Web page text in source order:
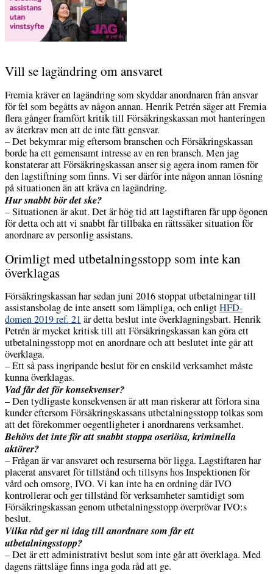
Vill se lagändring om ansvaret
Fremia kräver en lagändring som skyddar anordnaren från ansvar
för fel som begåtts av någon annan. Henrik Petrén säger att Fremia
flera gånger framfört kritik till Försäkringskassan mot hanteringen
av återkrav men att de inte fått gensvar.
– Det bekymrar mig eftersom branschen och Försäkringskassan
borde ha ett gemensamt intresse av en ren bransch. Men jag
konstaterar att Försäkringskassan anser sig agera inom ramen för
den lagstiftning som finns. Vi ser därför inte någon annan lösning
på situationen än att kräva en lagändring.
Hur snabbt bör det ske?
– Situationen är akut. Det är hög tid att lagstiftaren får upp ögonen
för detta och att vi snabbt får tillbaka en rättssäker situation för
anordnare av personlig assistans.
Orimligt med utbetalningsstopp som inte kan
överklagas
Försäkringskassan har sedan juni 2016 stoppat utbetalningar till
assistansbolag de inte ansett som lämpliga, och enligtHFD-
domen 2019 ref. 21 är detta beslut inte överklagningsbart. Henrik
Petrén är mycket kritisk till att Försäkringskassan kan göra ett
utbetalningsstopp mot en anordnare och att beslutet inte går att
överklaga.
– Ett så pass ingripande beslut för en enskild verksamhet måste
kunna överklagas.
Vad får det för konsekvenser?
– Den tydligaste konsekvensen är att man riskerar att förlora sina
kunder eftersom Försäkringskassans utbetalningsstopp tolkas som
att det förekommer oegentligheter i anordnarens verksamhet.
Behövs det inte för att snabbt stoppa oseriösa, kriminella
aktörer?
– Frågan är var ansvaret och resurserna bör ligga. Lagstiftaren har
placerat ansvaret för tillstånd och tillsyns hos Inspektionen för
vård och omsorg, IVO. Vi kan inte ha en ordning där IVO
kontrollerar och ger tillstånd för verksamheter samtidigt som
Försäkringskassan genom utbetalningsstopp överprövar IVO:s
beslut.
Vilka råd ger ni idag till anordnare som får ett
utbetalningsstopp?
– Det är ett administrativt beslut som inte går att överklaga. Med
dagens rättsläge finns inga goda råd att ge.